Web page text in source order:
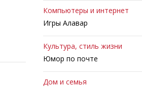
Компьютеры и интернет
Игры Алавар
Культура, стиль жизни
Юмор по почте
Дом и семья